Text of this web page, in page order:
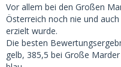
Vor allem bei den Großen
Österreich noch nie und
erzielt wurde.
Die besten
gelb, 385,5 bei Große